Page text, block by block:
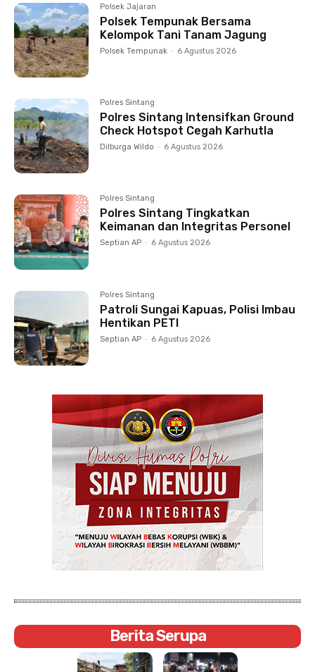
Polsek Jajaran
Polsek Tempunak Bersama
Kelompok Tani Tanam Jagung
Polsek Tempunak - 6 Agustus 2026
Polres Sintang
Polres Sintang Intensifkan Ground
Check Hotspot Cegah Karhutla
Dilburga Wildo - 6 Agustus 2026
Polres Sintang
Polres Sintang Tingkatkan
Keimanan dan Integritas Personel
Septian AP - 6 Agustus 2026
Polres Sintang
Patroli Sungai Kapuas, Polisi Imbau
Hentikan PETI
Septian AP - 6 Agustus 2026
Berita Serupa